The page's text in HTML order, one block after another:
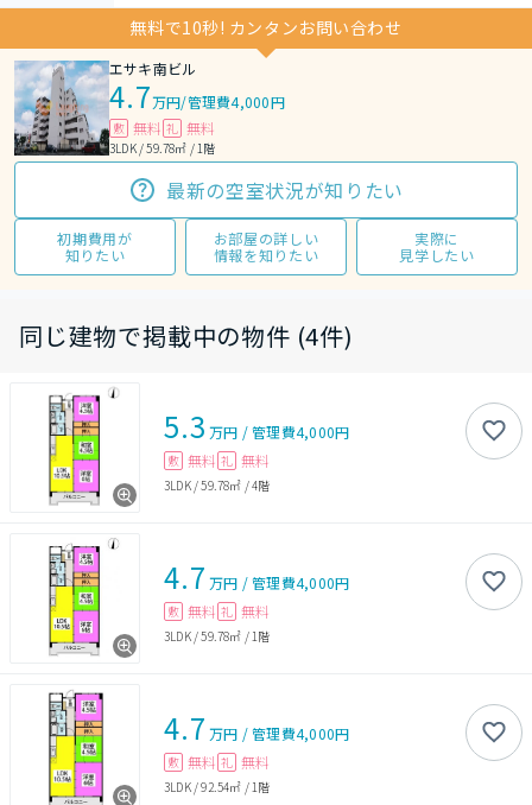
無料で10秒! カンタンお問い合わせ
エサキ南ビル
4.7万円/管理費4,000円
敷 無料 礼 無料
3LDK / 59.78㎡ / 1階
最新の空室状況が知りたい
初期費用が
知りたい
お部屋の詳しい
情報を知りたい
実際に
見学したい
同じ建物で掲載中の物件 (4件)
5.3 万円 /管理費4,000円
敷 無料 礼 無料
3LDK/59.78㎡ /4階
4.7 万円 /管理費4,000円
敷 無料 礼 無料
3LDK/59.78㎡ / 1階
4.7 万円 /管理費4,000円
敷 無料 礼 無料
3LDK/92.54㎡ / 1階